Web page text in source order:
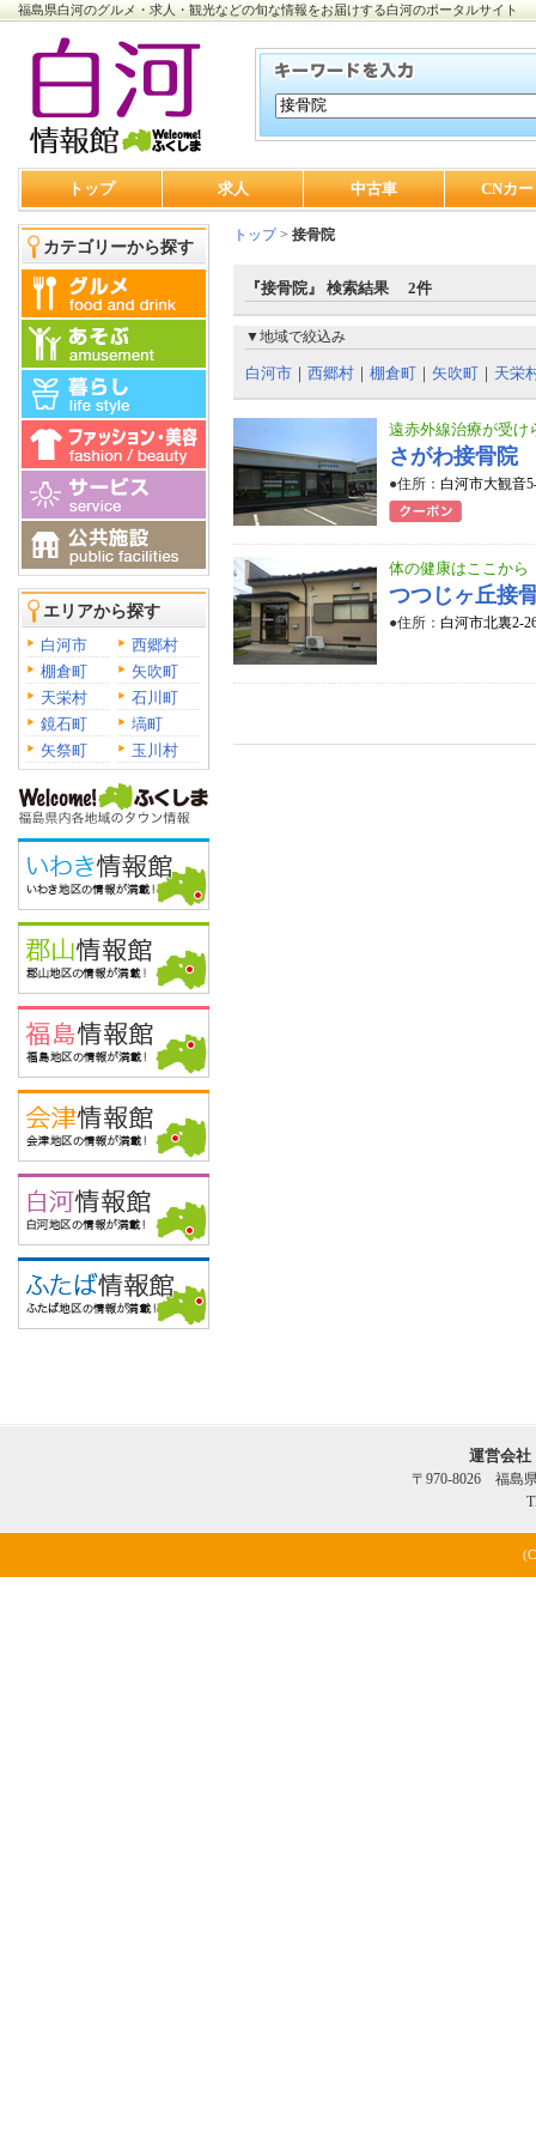
福島県白河のグルメ・求人・観光などの旬な情報をお届けする白河のポータルサイト
トップ 求人 中古車 CNカ
カテゴリーから探す
エリアから探す
白河市
西郷村
棚倉町
矢吹町
天栄村
石川町
鏡石町
塙町
矢祭町
玉川村
トップ> 接骨院
『接骨院』 検索結果 2件
▼地域で絞込み
白河市 ｜ 西郷村 ｜ 棚倉町 ｜ 矢吹町 ｜ 天栄
遠赤外線治療が受け
さがわ接骨院
●住所： 白河市大観音
体の健康はここから
つつじヶ丘接
●住所： 白河市北裏2-
運営会
〒970-8026 福島